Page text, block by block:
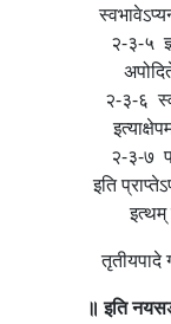
२-३-५
२-३-६
२-३-७
इति
इत्थम्
तृतीयपादे
॥ इति